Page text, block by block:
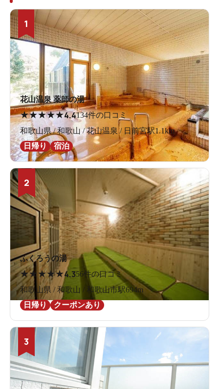
1
花山温泉 薬師の湯
★★★★★4.4134件の口コミ
和歌山県 / 和歌山 / 花山温泉 / 日前宮駅1.1km
日帰り
宿泊
2
ふくろうの湯
★★ ★★★4.356件の口コミ
和歌山県 / 和歌山 / 和歌山市駅694m
日帰り
クーポンあり
3